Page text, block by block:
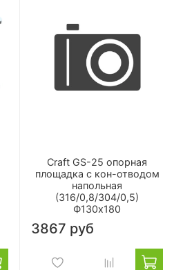
Craft GS-25 опорная
площадка с кон-отводом
напольная
(316/0,8/304/0,5)
Ф130х180
3867 руб